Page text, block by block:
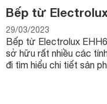
lên đến 2100W nên
chịu nhiệt, chịu lực,
Bếp từ
29/03/2023
Bếp từ Electrolux
sở hữu rất nhiều các
đi tìm hiểu chi tiết sản